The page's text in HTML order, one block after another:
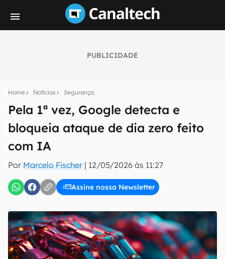
PUBLICIDADE
Home Notícias Segurança
Pela 1ª vez, Google detecta e
bloqueia ataque de dia zero feito
com IA
Por Marcelo Fischer | 12/05/2026 às 11:27
Assine nossa Newsletter
notícias e reviews sobre tecnologia em primeira
mão.
E-mail
inscreva-se
Uso e Política de Privacidade do Canaltech.